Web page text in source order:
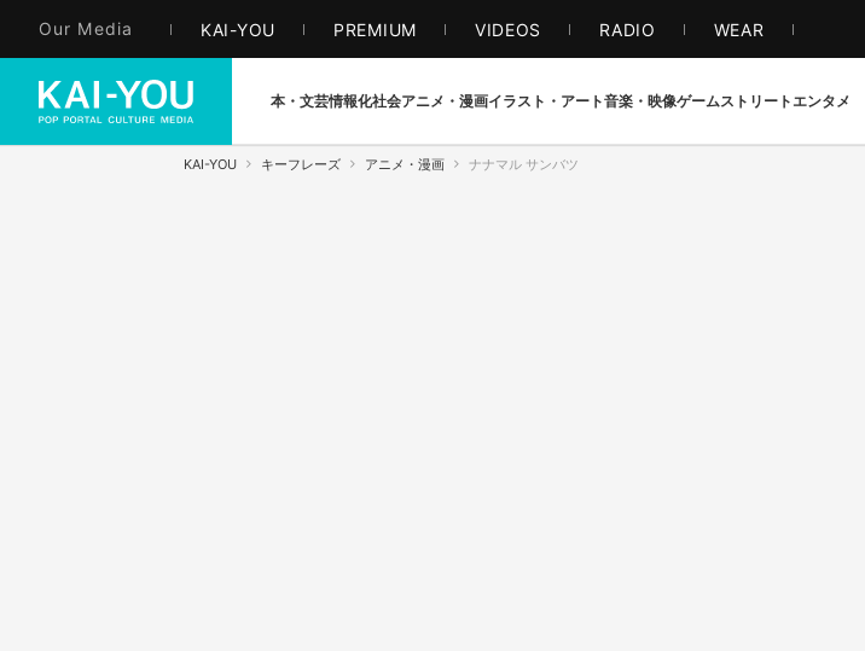
Our Media KAI-YOU PREMIUM VIDEOS RADIO WEAR
本・文芸情報化社会アニメ・漫画イラスト・アート音楽・映像ゲームストリート エンタメ
KAI-YOU キーフレーズ アニメ・漫画 ナナマル サンバツ